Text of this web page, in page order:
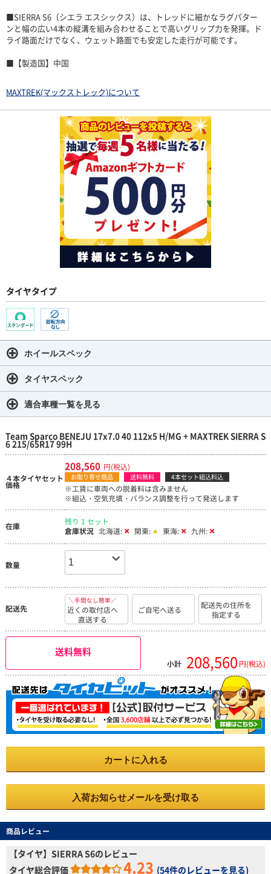
■SIERRA S6（シエラ エスシックス）は、トレッドに細かなラグパター
ンと幅の広い4本の縦溝を組み合わせることで高いグリップ力を発揮。ド
ライ路面だけでなく、ウェット路面でも安定した走行が可能です。
■【製造国】中国
MAXTREK(マックストレック)について
タイヤタイプ
ホイールスペック
タイヤスペック
適合車種一覧を見る
Team Sparco BENEJU 17x7.0 40 112x5 H/MG + MAXTREK SIERRA S
6 215/65R17 99H
４本タイヤセット
価格
208,560 円(税込)
お取り寄せ商品 送料無料 4本セット組込料込
※工賃に車両への脱着料は含みません
※組込・空気充填・バランス調整を行って発送します
在庫
残り 1 セット
倉庫状況 北海道: 関東: 東海: 九州:
数量
配送先
＼手間なし簡単／
近くの取付店へ
直送する
ご自宅へ送る
配送先の住所を
指定する
送料無料
小計 208,560 円(税込)
カートに入れる
入荷お知らせメールを受け取る
商品レビュー
【タイヤ】SIERRA S6のレビュー
タイヤ総合評価
4.23 (54件のレビューを見る)